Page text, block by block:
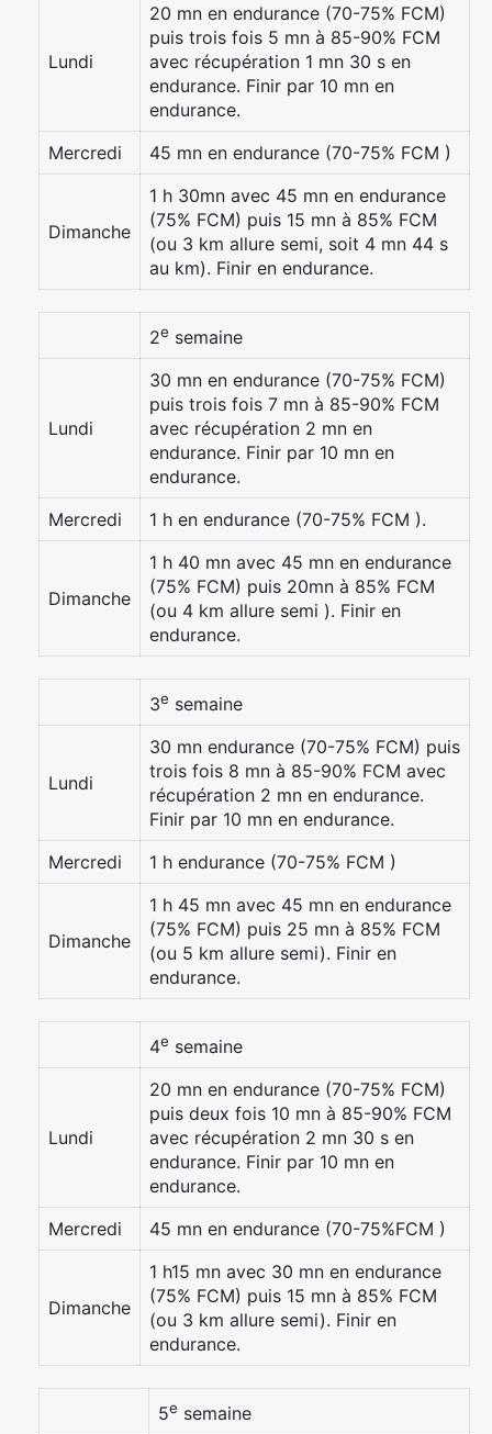
Lundi
20 mn en endurance (70-75% FCM)
puis trois fois 5 mn à 85-90% FCM
avec récupération 1 mn 30 s en
endurance. Finir par 10 mn en
endurance.
Mercredi
45 mn en endurance (70-75% FCM )
Dimanche
1 h 30mn avec 45 mn en endurance
(75% FCM) puis 15 mn à 85% FCM
(ou 3 km allure semi, soit 4 mn 44 s
au km). Finir en endurance.
2e semaine
Lundi
30 mn en endurance (70-75% FCM)
puis trois fois 7 mn à 85-90% FCM
avec récupération 2 mn en
endurance. Finir par 10 mn en
endurance.
Mercredi
1 h en endurance (70-75% FCM ).
Dimanche
1 h 40 mn avec 45 mn en endurance
(75% FCM) puis 20mn à 85% FCM
(ou 4 km allure semi ). Finir en
endurance.
3e semaine
Lundi
30 mn endurance (70-75% FCM) puis
trois fois 8 mn à 85-90% FCM avec
récupération 2 mn en endurance.
Finir par 10 mn en endurance.
Mercredi
1 h endurance (70-75% FCM )
Dimanche
1 h 45 mn avec 45 mn en endurance
(75% FCM) puis 25 mn à 85% FCM
(ou 5 km allure semi). Finir en
endurance.
4e semaine
Lundi
20 mn en endurance (70-75% FCM)
puis deux fois 10 mn à 85-90% FCM
avec récupération 2 mn 30 s en
endurance. Finir par 10 mn en
endurance.
Mercredi
45 mn en endurance (70-75%FCM )
Dimanche
1 h15 mn avec 30 mn en endurance
(75% FCM) puis 15 mn à 85% FCM
(ou 3 km allure semi). Finir en
endurance.
5e semaine